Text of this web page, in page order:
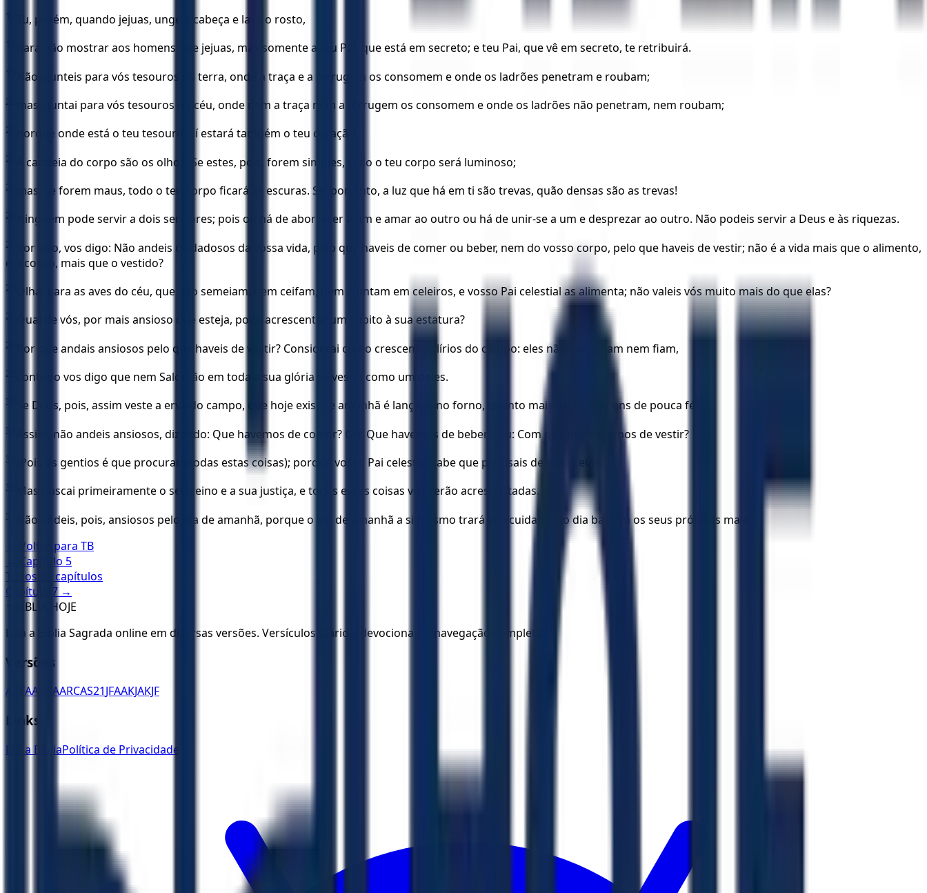
17 Tu, porém, quando jejuas, unge a cabeça e lava o rosto,
18 para não mostrar aos homens que jejuas, mas somente a teu Pai, que está em secreto; e teu Pai, que vê em secreto, te retribuirá.
19 Não ajunteis para vós tesouros na terra, onde a traça e a ferrugem os consomem e onde os ladrões penetram e roubam;
20 mas ajuntai para vós tesouros no céu, onde nem a traça nem a ferrugem os consomem e onde os ladrões não penetram, nem roubam;
21 porque onde está o teu tesouro, aí estará também o teu coração.
22 A candeia do corpo são os olhos. Se estes, pois, forem simples, todo o teu corpo será luminoso;
23 mas, se forem maus, todo o teu corpo ficará às escuras. Se, portanto, a luz que há em ti são trevas, quão densas são as trevas!
24 Ninguém pode servir a dois senhores; pois ou há de aborrecer a um e amar ao outro ou há de unir-se a um e desprezar ao outro. Não podeis servir a Deus e às riquezas.
25
Por isso, vos digo: Não andeis cuidadosos da vossa vida, pelo que haveis de comer ou beber, nem do vosso corpo, pelo que haveis de vestir; não é a vida mais que o alimento,
e o corpo, mais que o vestido?
26 Olhai para as aves do céu, que não semeiam, nem ceifam, nem ajuntam em celeiros, e vosso Pai celestial as alimenta; não valeis vós muito mais do que elas?
27 Qual de vós, por mais ansioso que esteja, pode acrescentar um cúbito à sua estatura?
28 Por que andais ansiosos pelo que haveis de vestir? Considerai como crescem os lírios do campo: eles não trabalham nem fiam,
29 contudo vos digo que nem Salomão em toda a sua glória se vestiu como um deles.
30 Se Deus, pois, assim veste a erva do campo, que hoje existe e amanhã é lançada no forno, quanto mais a vós, homens de pouca fé?
31 Assim, não andeis ansiosos, dizendo: Que havemos de comer? Ou: Que havemos de beber? Ou: Com que nos havemos de vestir?
32 (Pois os gentios é que procuram todas estas coisas); porque vosso Pai celestial sabe que precisais de todas elas.
33 Mas buscai primeiramente o seu reino e a sua justiça, e todas essas coisas vos serão acrescentadas.
34
Não andeis, pois, ansiosos pelo dia de amanhã, porque o dia de amanhã a si mesmo trará seu cuidado; ao dia bastam os seus próprios males.
← Voltar para TB
← Capítulo 5
Todos os capítulos
Capítulo
7 →
BÍBLIA HOJE
Leia a Bíblia Sagrada online em diversas versões. Versículos diários, devocionais e navegação completa.
Versões
ACFAA ARAARCAS21JFAAKJAKJF
Links
Ler a BíbliaPolítica de Privacidade